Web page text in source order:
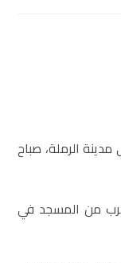
الرملة، صباح
من المسجد في